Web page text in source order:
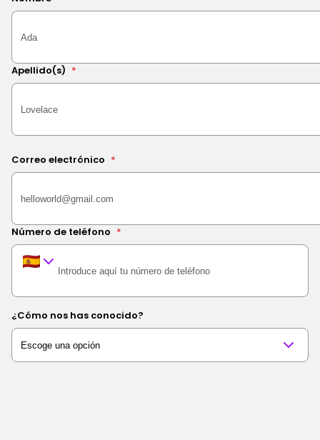
Apellido(s) *
Correo electrónico *
Número de teléfono *
¿Cómo nos has conocido?